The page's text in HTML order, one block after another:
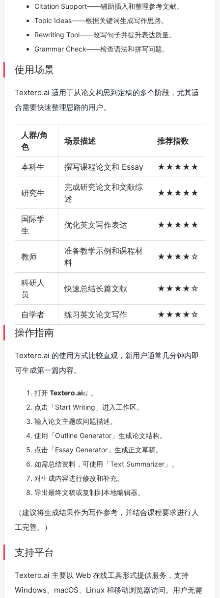
Citation Support——辅助插入和整理参考文献。
Topic Ideas——根据关键词生成写作思路。
Rewriting Tool——改写句子并提升表达质量。
Grammar Check——检查语法和拼写问题。
使用场景
Textero.ai 适用于从论文构思到定稿的多个阶段，尤其适
合需要快速整理思路的用户。
人群/角
色
场景描述 推荐指数
本科生 撰写课程论文和 Essay ★★★★★
研究生
完成研究论文和文献综
述
★★★★★
国际学
生
优化英文写作表达 ★★★★★
教师
准备教学示例和课程材
料
★★★★☆
科研人
员
快速总结长篇文献 ★★★★☆
自学者 练习英文论文写作 ★★★★☆
操作指南
Textero.ai 的使用方式比较直观，新用户通常几分钟内即
可生成第一篇内容。
打开Textero.ai
。
点击「Start Writing」进入工作区。
输入论文主题或问题描述。
使用「Outline Generator」生成论文结构。
点击「Essay Generator」生成正文草稿。
如需总结资料，可使用「Text Summarizer」。
对生成内容进行修改和补充。
导出最终文稿或复制到本地编辑器。
（建议将生成结果作为写作参考，并结合课程要求进行人
工完善。）
支持平台
Textero.ai 主要以 Web 在线工具形式提供服务，支持
Windows、macOS、Linux 和移动浏览器访问。用户无需